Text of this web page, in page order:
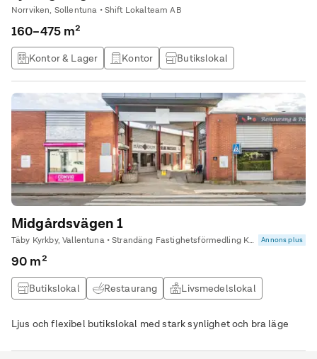
Norrviken, Sollentuna • Shift Lokalteam AB
160–475 m²
Kontor & Lager Kontor
Butikslokal
Produktionslokal
Midgårdsvägen 1
Täby Kyrkby, Vallentuna • Strandäng Fastighetsförmedling Kommersiella Annons plus
90 m²
Butikslokal Restaurang Livsmedelslokal
Ljus och flexibel butikslokal med stark synlighet och bra läge